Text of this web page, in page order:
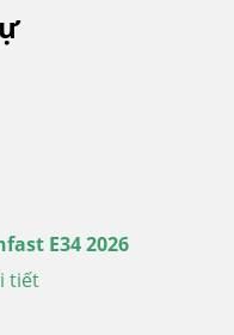
E34 2026
tiết